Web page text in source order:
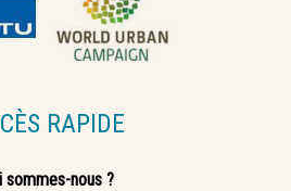
RAPIDE
sommes-nous ?